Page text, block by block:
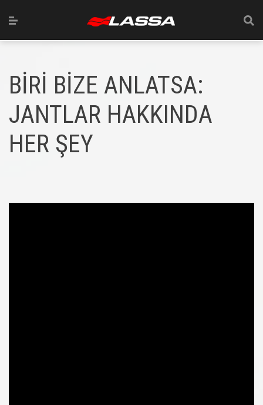
BİRİ BİZE ANLATSA:
JANTLAR HAKKINDA
HER ŞEY